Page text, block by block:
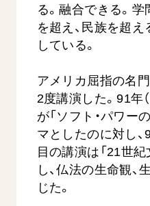
る。融合できる。学
を超え、民族を超
している。
アメリカ屈指の名
2度講演した。91年
が「ソフト・パワー
マとしたのに対し、
目の講演は「21世
し、仏法の生命観
じた。